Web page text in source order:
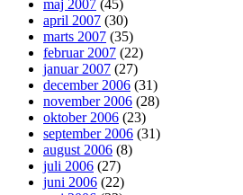
maj 2007 (45)
april 2007 (30)
marts 2007 (35)
februar 2007 (22)
januar 2007 (27)
december 2006 (31)
november 2006 (28)
oktober 2006 (23)
september 2006 (31)
august 2006 (8)
juli 2006 (27)
juni 2006 (22)